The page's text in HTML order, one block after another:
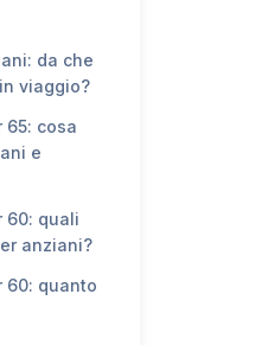
da che
viaggio?
65: cosa
e
60: quali
anziani?
60: quanto